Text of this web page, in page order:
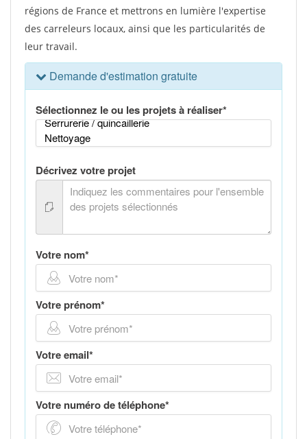
régions de France et mettrons en lumière l'expertise
des carreleurs locaux, ainsi que les particularités de
leur travail.